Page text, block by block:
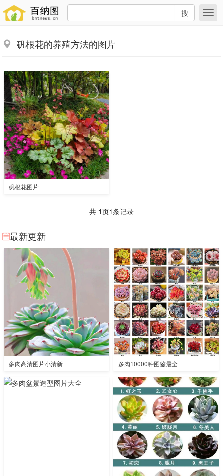
搜
矾根花的养殖方法的图片
矾根花图片
共 1页1条记录
最新更新
多肉高清图片小清新 多肉10000种图鉴最全